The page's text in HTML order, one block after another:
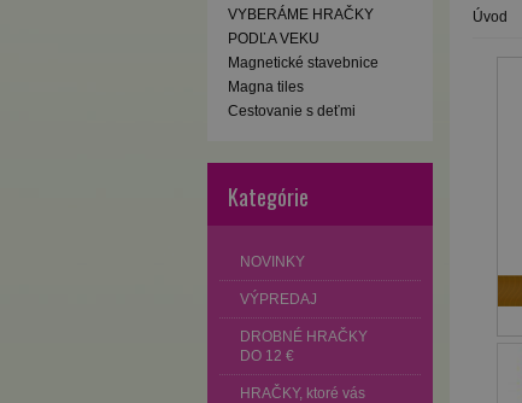
VYBERÁME HRAČKY
PODĽA VEKU
Magnetické stavebnice
Magna tiles
Cestovanie s deťmi
Kategórie
NOVINKY
VÝPREDAJ
DROBNÉ HRAČKY
DO 12 €
HRAČKY, ktoré vás
Úvod